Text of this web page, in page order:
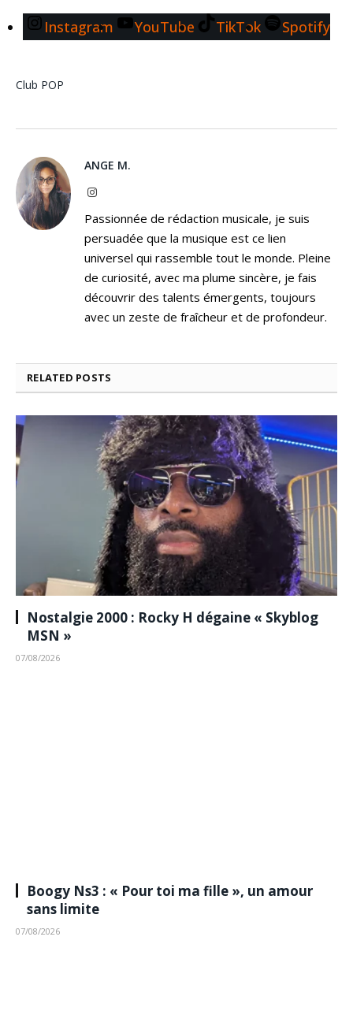
Instagram YouTube TikTok Spotify
Club POP
ANGE M.
Instagram
Passionnée de rédaction musicale, je suis
persuadée que la musique est ce lien
universel qui rassemble tout le monde. Pleine
de curiosité, avec ma plume sincère, je fais
découvrir des talents émergents, toujours
avec un zeste de fraîcheur et de profondeur.
RELATED POSTS
Nostalgie 2000 : Rocky H dégaine « Skyblog
MSN »
07/08/2026
Boogy Ns3 : « Pour toi ma fille », un amour
sans limite
07/08/2026